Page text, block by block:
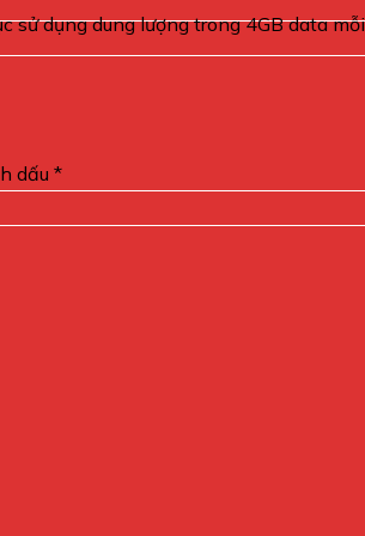
sử dụng dung lượng trong 4GB data
dấu *